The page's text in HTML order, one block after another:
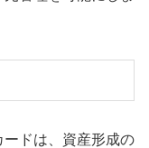
ドは、資産形成の